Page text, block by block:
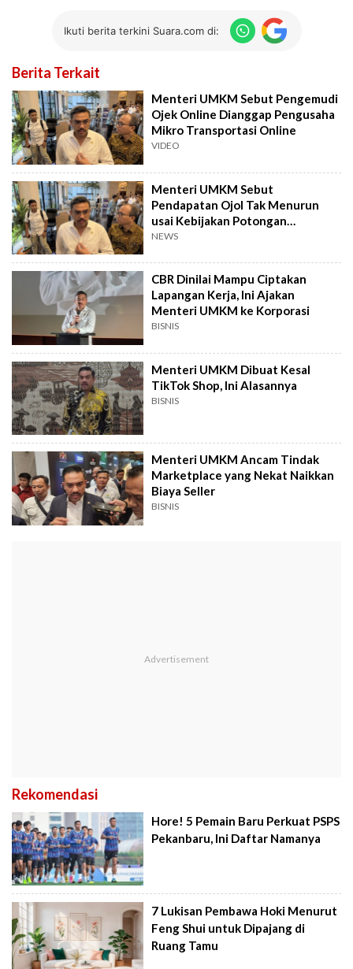
Ikuti berita terkini Suara.com di:
Berita Terkait
Menteri UMKM Sebut Pengemudi
Ojek Online Dianggap Pengusaha
Mikro Transportasi Online
VIDEO
Menteri UMKM Sebut
Pendapatan Ojol Tak Menurun
usai Kebijakan Potongan
Aplikator 8 Persen
NEWS
CBR Dinilai Mampu Ciptakan
Lapangan Kerja, Ini Ajakan
Menteri UMKM ke Korporasi
BISNIS
Menteri UMKM Dibuat Kesal
TikTok Shop, Ini Alasannya
BISNIS
Menteri UMKM Ancam Tindak
Marketplace yang Nekat Naikkan
Biaya Seller
BISNIS
Rekomendasi
Hore! 5 Pemain Baru Perkuat PSPS
Pekanbaru, Ini Daftar Namanya
7 Lukisan Pembawa Hoki Menurut
Feng Shui untuk Dipajang di
Ruang Tamu